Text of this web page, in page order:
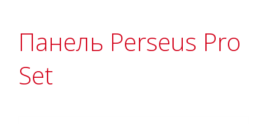
Панель Perseus Pro
Set